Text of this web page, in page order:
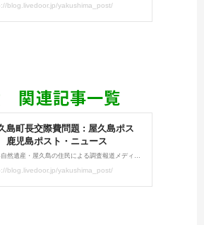
関連記事一覧